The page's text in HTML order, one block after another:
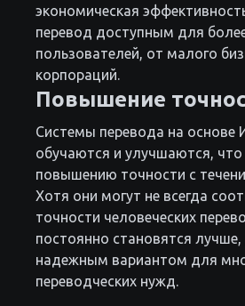
экономическая
перевод доступным для
пользователей, от малого
корпораций.
Повышение
Системы перевода на основе
обучаются и улучшаются,
повышению точности с
Хотя они могут не всегда
точности человеческих
постоянно становятся
надежным вариантом для
переводческих нужд.